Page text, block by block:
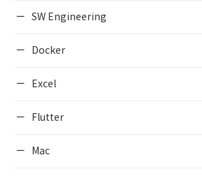
SW Engineering
Docker
Excel
Flutter
Mac